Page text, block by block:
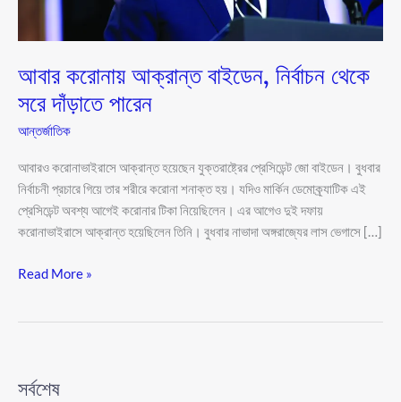
আবার করোনায় আক্রান্ত বাইডেন, নির্বাচন থেকে
সরে দাঁড়াতে পারেন
আন্তর্জাতিক
আবারও করোনাভাইরাসে আক্রান্ত হয়েছেন যুক্তরাষ্ট্রের প্রেসিডেন্ট জো বাইডেন। বুধবার
নির্বাচনী প্রচারে গিয়ে তার শরীরে করোনা শনাক্ত হয়। যদিও মার্কিন ডেমোক্র্যাটিক এই
প্রেসিডেন্ট অবশ্য আগেই করোনার টিকা নিয়েছিলেন। এর আগেও দুই দফায়
করোনাভাইরাসে আক্রান্ত হয়েছিলেন তিনি। বুধবার নাভাদা অঙ্গরাজ্যের লাস ভেগাসে […]
Read More »
সর্বশেষ